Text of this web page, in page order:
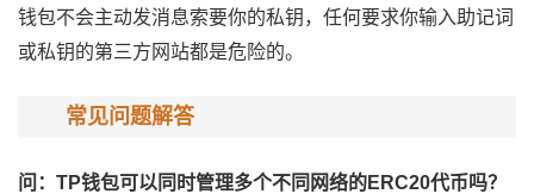
钱包不会主动发消息索要你的私钥，任何要求你输入助记词
或私钥的第三方网站都是危险的。
常见问题解答
问：TP钱包可以同时管理多个不同网络的ERC20代币吗？